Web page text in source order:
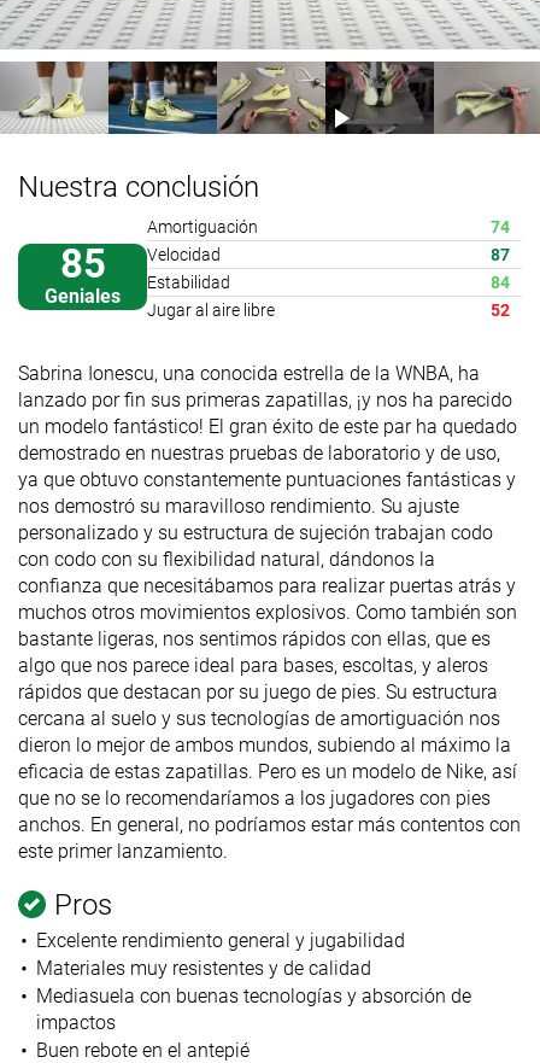
Nuestra conclusión
85
Geniales
Amortiguación
74
Velocidad
87
Estabilidad
84
Jugar al aire libre
52
Sabrina Ionescu, una conocida estrella de la WNBA, ha
lanzado por fin sus primeras zapatillas, ¡y nos ha parecido
un modelo fantástico! El gran éxito de este par ha quedado
demostrado en nuestras pruebas de laboratorio y de uso,
ya que obtuvo constantemente puntuaciones fantásticas y
nos demostró su maravilloso rendimiento. Su ajuste
personalizado y su estructura de sujeción trabajan codo
con codo con su flexibilidad natural, dándonos la
confianza que necesitábamos para realizar puertas atrás y
muchos otros movimientos explosivos. Como también son
bastante ligeras, nos sentimos rápidos con ellas, que es
algo que nos parece ideal para bases, escoltas, y aleros
rápidos que destacan por su juego de pies. Su estructura
cercana al suelo y sus tecnologías de amortiguación nos
dieron lo mejor de ambos mundos, subiendo al máximo la
eficacia de estas zapatillas. Pero es un modelo de Nike, así
que no se lo recomendaríamos a los jugadores con pies
anchos. En general, no podríamos estar más contentos con
este primer lanzamiento.
Pros
Excelente rendimiento general y jugabilidad
Materiales muy resistentes y de calidad
Mediasuela con buenas tecnologías y absorción de
impactos
Buen rebote en el antepié